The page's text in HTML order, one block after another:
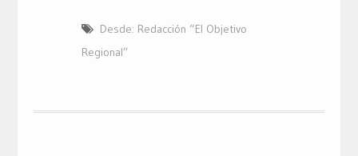
(Se
en
una
Facebook
(Se
Google+
(Se
Desde: Redacción “El Objetivo
Regional”